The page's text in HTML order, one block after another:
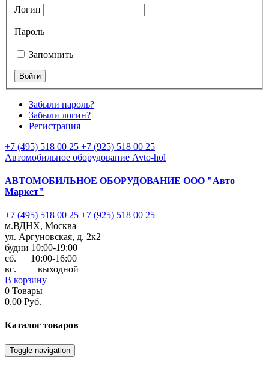
Логин
Пароль
Запомнить
Забыли пароль?
Забыли логин?
Регистрация
+7 (495) 518 00 25 +7 (925) 518 00 25
Автомобильное оборудование Avto-hol
АВТОМОБИЛЬНОЕ ОБОРУДОВАНИЕ ООО "Авто
Маркет"
+7 (495) 518 00 25 +7 (925) 518 00 25
м.ВДНХ, Москва
ул. Аргуновская, д. 2к2
будни 10:00-19:00
cб. 10:00-16:00
вс. выходной
В корзину
0 Товары
0.00 Руб.
Каталог товаров
Toggle navigation